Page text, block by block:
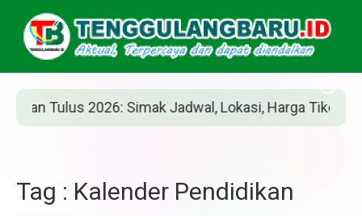
Tulus 2026: Simak Jadwal, Lokasi, Harga Tiket, dan
Tag : Kalender Pendidikan